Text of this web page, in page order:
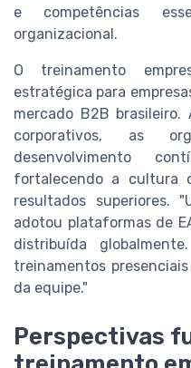
e competências
organizacional.
O treinamento
estratégica para
mercado B2B
corporativos, as
desenvolvimento
fortalecendo a cultura
resultados superiores.
adotou plataformas de
distribuída
treinamentos
da equipe."
Perspectivas